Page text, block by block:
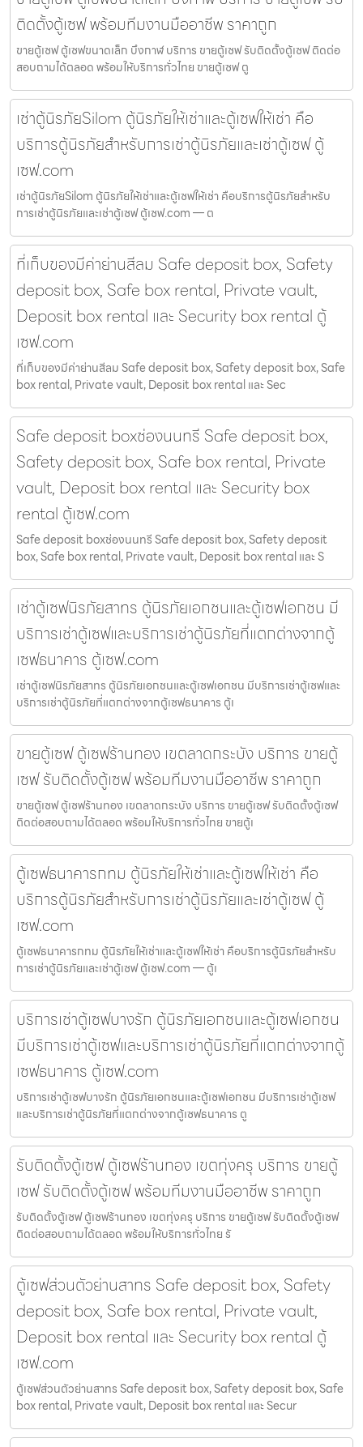
ติดตั้งตู้เซฟ พร้อมทีมงานมืออาชีพ ราคาถูก
ขายตู้เซฟ ตู้เซฟขนาดเล็ก บึงกาฬ บริการ ขายตู้เซฟ รับติดตั้งตู้เซฟ ติดต่อ
สอบถามได้ตลอด พร้อมให้บริการทั่วไทย ขายตู้เซฟ ตู
เช่าตู้นิรภัยSilom ตู้นิรภัยให้เช่าและตู้เซฟให้เช่า คือ
บริการตู้นิรภัยสำหรับการเช่าตู้นิรภัยและเช่าตู้เซฟ ตู้
เซฟ.com
เช่าตู้นิรภัยSilom ตู้นิรภัยให้เช่าและตู้เซฟให้เช่า คือบริการตู้นิรภัยสำหรับ
การเช่าตู้นิรภัยและเช่าตู้เซฟ ตู้เซฟ.com — ต
ที่เก็บของมีค่าย่านสีลม Safe deposit box, Safety
deposit box, Safe box rental, Private vault,
Deposit box rental และ Security box rental ตู้
เซฟ.com
ที่เก็บของมีค่าย่านสีลม Safe deposit box, Safety deposit box, Safe
box rental, Private vault, Deposit box rental และ Sec
Safe deposit boxช่องนนทรี Safe deposit box,
Safety deposit box, Safe box rental, Private
vault, Deposit box rental และ Security box
rental ตู้เซฟ.com
Safe deposit boxช่องนนทรี Safe deposit box, Safety deposit
box, Safe box rental, Private vault, Deposit box rental และ S
เช่าตู้เซฟนิรภัยสาทร ตู้นิรภัยเอกชนและตู้เซฟเอกชน มี
บริการเช่าตู้เซฟและบริการเช่าตู้นิรภัยที่แตกต่างจากตู้
เซฟธนาคาร ตู้เซฟ.com
เช่าตู้เซฟนิรภัยสาทร ตู้นิรภัยเอกชนและตู้เซฟเอกชน มีบริการเช่าตู้เซฟและ
บริการเช่าตู้นิรภัยที่แตกต่างจากตู้เซฟธนาคาร ตู้เ
ขายตู้เซฟ ตู้เซฟร้านทอง เขตลาดกระบัง บริการ ขายตู้
เซฟ รับติดตั้งตู้เซฟ พร้อมทีมงานมืออาชีพ ราคาถูก
ขายตู้เซฟ ตู้เซฟร้านทอง เขตลาดกระบัง บริการ ขายตู้เซฟ รับติดตั้งตู้เซฟ
ติดต่อสอบถามได้ตลอด พร้อมให้บริการทั่วไทย ขายตู้เ
ตู้เซฟธนาคารกทม ตู้นิรภัยให้เช่าและตู้เซฟให้เช่า คือ
บริการตู้นิรภัยสำหรับการเช่าตู้นิรภัยและเช่าตู้เซฟ ตู้
เซฟ.com
ตู้เซฟธนาคารกทม ตู้นิรภัยให้เช่าและตู้เซฟให้เช่า คือบริการตู้นิรภัยสำหรับ
การเช่าตู้นิรภัยและเช่าตู้เซฟ ตู้เซฟ.com — ตู้เ
บริการเช่าตู้เซฟบางรัก ตู้นิรภัยเอกชนและตู้เซฟเอกชน
มีบริการเช่าตู้เซฟและบริการเช่าตู้นิรภัยที่แตกต่างจากตู้
เซฟธนาคาร ตู้เซฟ.com
บริการเช่าตู้เซฟบางรัก ตู้นิรภัยเอกชนและตู้เซฟเอกชน มีบริการเช่าตู้เซฟ
และบริการเช่าตู้นิรภัยที่แตกต่างจากตู้เซฟธนาคาร ตู
รับติดตั้งตู้เซฟ ตู้เซฟร้านทอง เขตทุ่งครุ บริการ ขายตู้
เซฟ รับติดตั้งตู้เซฟ พร้อมทีมงานมืออาชีพ ราคาถูก
รับติดตั้งตู้เซฟ ตู้เซฟร้านทอง เขตทุ่งครุ บริการ ขายตู้เซฟ รับติดตั้งตู้เซฟ
ติดต่อสอบถามได้ตลอด พร้อมให้บริการทั่วไทย รั
ตู้เซฟส่วนตัวย่านสาทร Safe deposit box, Safety
deposit box, Safe box rental, Private vault,
Deposit box rental และ Security box rental ตู้
เซฟ.com
ตู้เซฟส่วนตัวย่านสาทร Safe deposit box, Safety deposit box, Safe
box rental, Private vault, Deposit box rental และ Secur